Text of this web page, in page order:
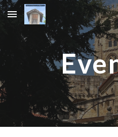
Skip to main content